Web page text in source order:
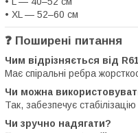
• XL — 52–60 см
❓ Поширені питання
Чим відрізняється від
Має спіральні ребра
Чи можна
Так, забезпечує
Чи зручно надягати?